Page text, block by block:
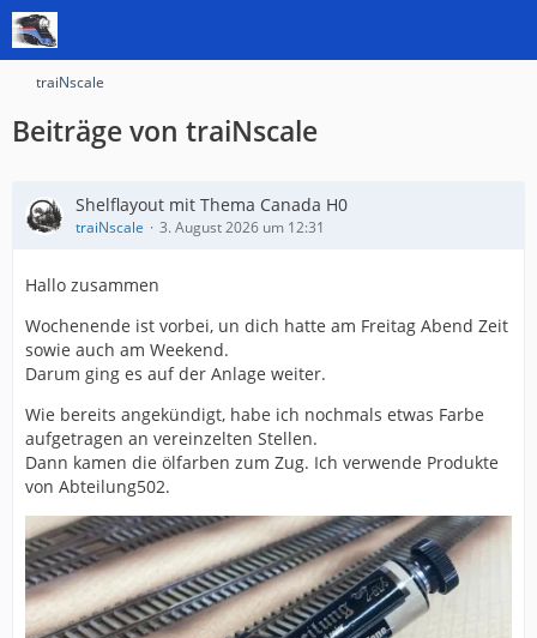
traiNscale
Beiträge von traiNscale
Shelflayout mit Thema Canada H0
traiNscale 3. August 2026 um 12:31
Hallo zusammen
Wochenende ist vorbei, un dich hatte am Freitag Abend Zeit
sowie auch am Weekend.
Darum ging es auf der Anlage weiter.
Wie bereits angekündigt, habe ich nochmals etwas Farbe
aufgetragen an vereinzelten Stellen.
Dann kamen die ölfarben zum Zug. Ich verwende Produkte
von Abteilung502.